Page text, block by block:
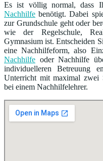
Es ist völlig normal, dass
Nachhilfe benötigt. Dabei
zur Grundschule geht oder
wie der Regelschule,
Gymnasium ist. Entscheiden
eine Nachhilfeform, also
Nachhilfe oder Nachhilfe
individuelleren Betreuung
Unterricht mit maximal zwei
bei einem Nachhilfelehrer.